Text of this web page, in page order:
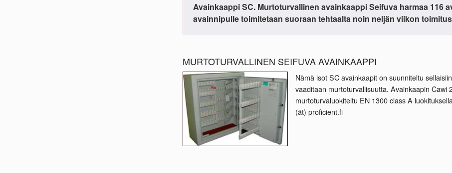
Avainkaappi SC. Murtoturvallinen avainkaappi Seifuva harmaa 116
avainnipulle toimitetaan suoraan tehtaalta noin neljän viikon
MURTOTURVALLINEN SEIFUVA AVAINKAAPPI
Nämä isot SC avainkaapit on suunniteltu
vaaditaan murtoturvallisuutta. Avainkaapin Cawi
murtoturvaluokiteltu EN 1300 class A
(ät) proficient.fi